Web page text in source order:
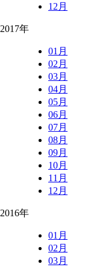
12月
2017年
01月
02月
03月
04月
05月
06月
07月
08月
09月
10月
11月
12月
2016年
01月
02月
03月